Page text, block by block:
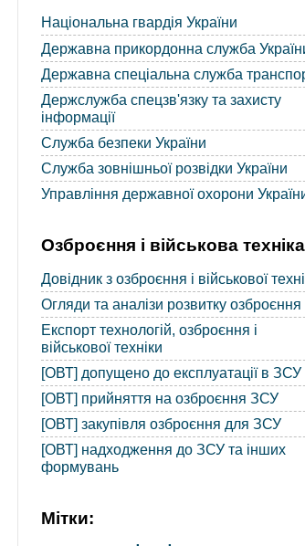
Національна гвардія України
Державна прикордонна служба
Державна спеціальна служба
Держслужба спецзв'язку та захисту
інформації
Служба безпеки України
Служба зовнішньої розвідки України
Управління державної охорони
Озброєння і військова
Довідник з озброєння і військової
Огляди та аналізи розвитку озброєння
Експорт технологій, озброєння і
військової техніки
[ОВТ] допущено до експлуатації в ЗСУ
[ОВТ] прийняття на озброєння ЗСУ
[ОВТ] закупівля озброєння для ЗСУ
[ОВТ] надходження до ЗСУ та інших
формувань
Мітки: